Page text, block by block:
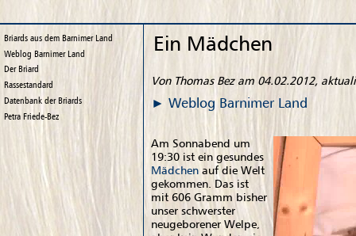
Briards aus dem Barnimer Land
Weblog Barnimer Land
Der Briard
Rassestandard
Datenbank der Briards
Petra Friede-Bez
Ein Mädchen
Von Thomas Bez am 04.02.2012,
Weblog Barnimer Land
Am Sonnabend um
19:30 ist ein gesundes
Mädchen auf die Welt
gekommen. Das ist
mit 606 Gramm bisher
unser schwerster
neugeborener Welpe,